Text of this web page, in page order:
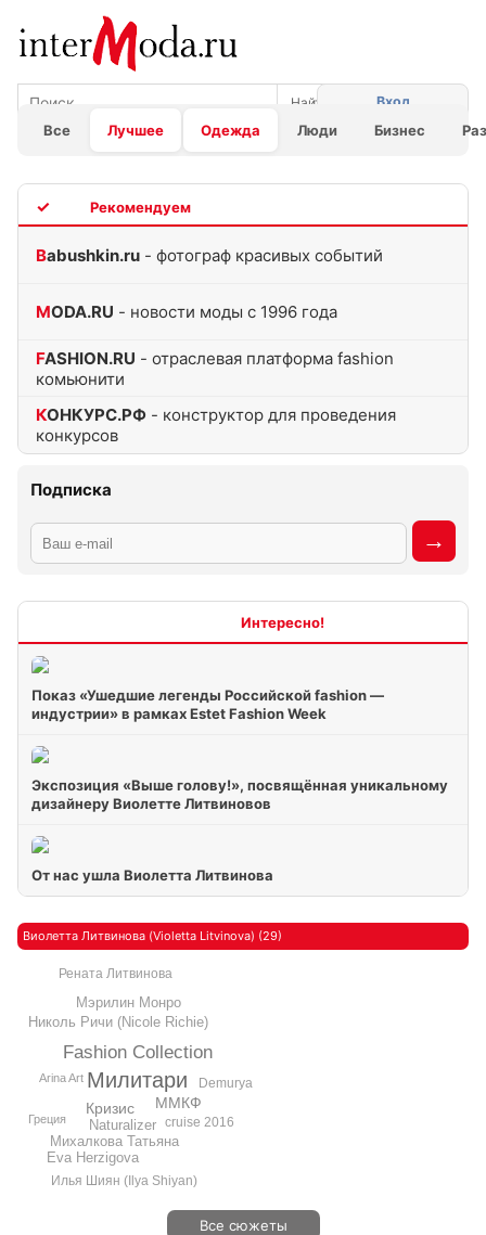
Все Лучшее Одежда Люди Бизнес
Вход
Babushkin.ru - фотограф красивых событий
MODA.RU - новости моды с 1996 года
FASHION.RU - отраслевая платформа fashion
комьюнити
КОНКУРС.РФ - конструктор для проведения
конкурсов
Подписка
Показ «Ушедшие легенды Российской fashion —
индустрии» в рамках Estet Fashion Week
Экспозиция «Выше голову!», посвящённая уникальному
дизайнеру Виолетте Литвиновов
От нас ушла Виолетта Литвинова
Виолетта Литвинова (Violetta Litvinova) (29)
Милитари
Fashion Collection
Кризис ММКФ
Naturalizer
Николь Ричи (Nicole Richie)
Мэрилин Монро
Михалкова Татьяна
Eva Herzigova
Demurya
Илья Шиян (Ilya Shiyan)
Рената Литвинова
cruise 2016
Греция
Arina Art
Все сюжеты